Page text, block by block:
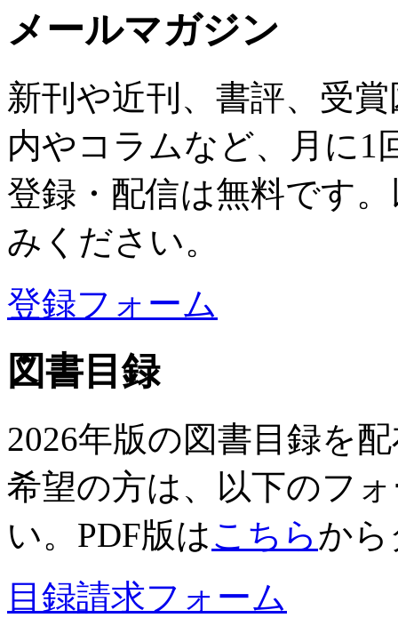
メールマガジン
新刊や近刊、書評、受
内やコラムなど、月に1
登録・配信は無料です
みください。
登録フォーム
図書目録
2026年版の図書目録を
希望の方は、以下のフ
い。PDF版はこちらか
目録請求フォーム